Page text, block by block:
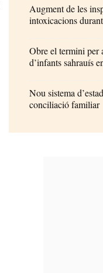
Augment de les
intoxicacions
Obre el termini per
d’infants sahrauís
Nou sistema
conciliació familiar